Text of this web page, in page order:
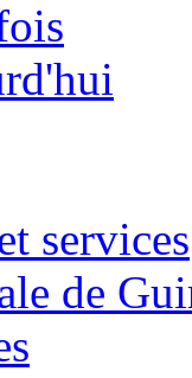
services
de